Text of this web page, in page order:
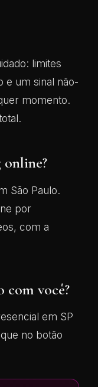
limites
e um sinal não-
momento.
São Paulo.
por
com a
com você?
em SP
no botão